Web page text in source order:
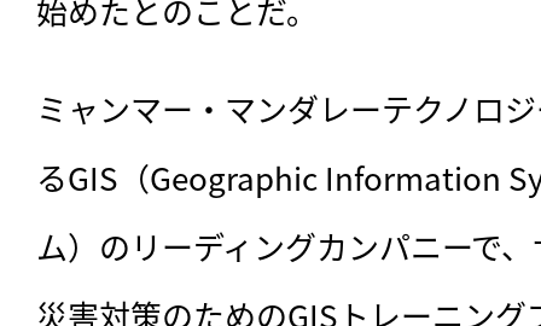
始めたとのことだ。
ミャンマー・マンダレーテクノロ
るGIS（Geographic Information
ム）のリーディングカンパニーで
災害対策のためのGISトレーニン